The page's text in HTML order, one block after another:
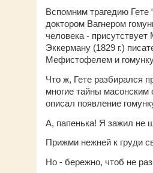
Вспомним трагедию Гете
доктором Вагнером
человека -
Эккерману (1829 г.)
Мефистофелем и
Что ж, Гете разбирался
многие тайны
описал появление
А, папенька! Я зажил не
Прижми нежней к груди
Но - бережно, чтоб не